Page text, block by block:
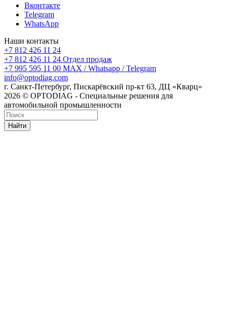
Вконтакте
Telegram
WhatsApp
Наши контакты
+7 812 426 11 24
+7 812 426 11 24 Отдел продаж
+7 995 595 11 00 MAX / Whatsapp / Telegram
info@optodiag.com
г. Санкт-Петербург, Пискарёвский пр-кт 63, ДЦ «Кварц»
2026 © OPTODIAG - Специальные решения для
автомобильной промышленности
Найти